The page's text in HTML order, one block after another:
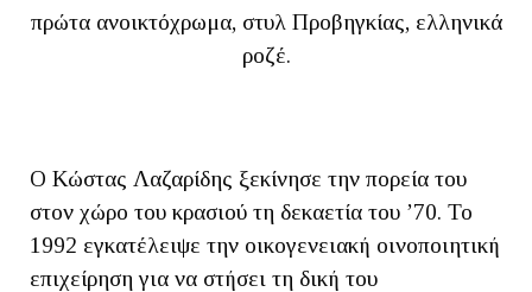
πρώτα ανοικτόχρωμα, στυλ Προβηγκίας, ελληνικά
ροζέ.
O Κώστας Λαζαρίδης ξεκίνησε την πορεία του
στον χώρο του κρασιού τη δεκαετία του ’70. Το
1992 εγκατέλειψε την οικογενειακή οινοποιητική
επιχείρηση για να στήσει τη δική του